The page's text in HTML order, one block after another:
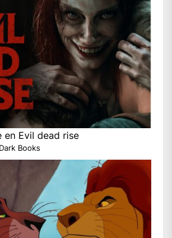
en Evil dead rise
Books